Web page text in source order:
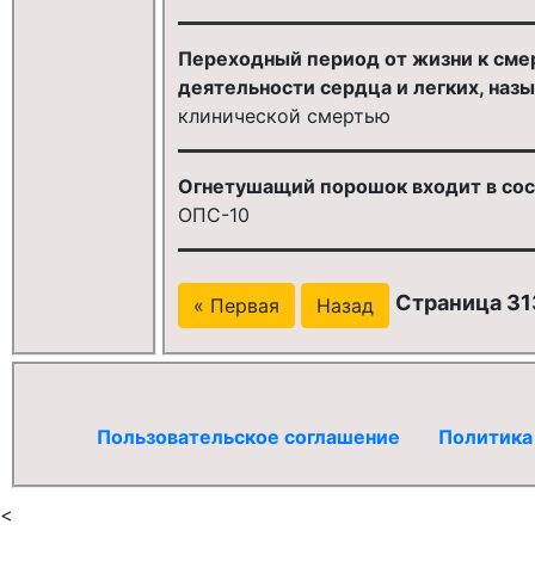
Переходный период от жизни к
деятельности сердца и легких,
клинической смертью
Огнетушащий порошок входит в
ОПС-10
« Первая Назад Страница
Пользовательское соглашение
<